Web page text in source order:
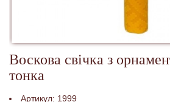
Воскова свічка з
тонка
Артикул: 1999